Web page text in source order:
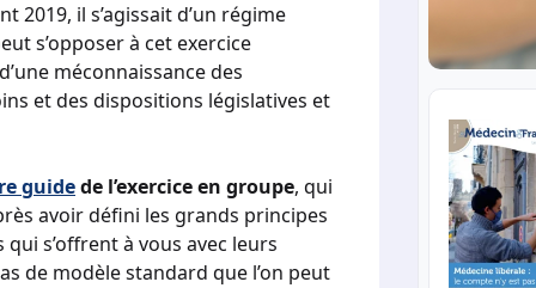
2019, il s’agissait d’un régime
s’opposer à cet exercice
méconnaissance des
et des dispositions législatives et
guidede l’exercice en groupe, qui
avoir défini les grands principes
s’offrent à vous avec leurs
de modèle standard que l’on peut